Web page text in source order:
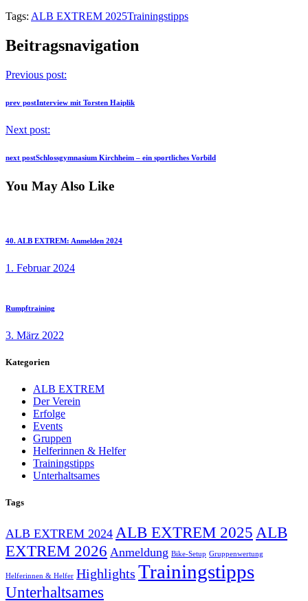
Tags: ALB EXTREM 2025Trainingstipps
Beitragsnavigation
Previous post:
prev postInterview mit Torsten Haiplik
Next post:
next postSchlossgymnasium Kirchheim – ein sportliches Vorbild
You May Also Like
40. ALB EXTREM: Anmelden 2024
1. Februar 2024
Rumpftraining
3. März 2022
Kategorien
ALB EXTREM
Der Verein
Erfolge
Events
Gruppen
Helferinnen & Helfer
Trainingstipps
Unterhaltsames
Tags
ALB EXTREM 2024 ALB EXTREM 2025ALB
EXTREM 2026 Anmeldung Bike-Setup Gruppenwertung
Helferinnen & Helfer Highlights Trainingstipps
Unterhaltsames